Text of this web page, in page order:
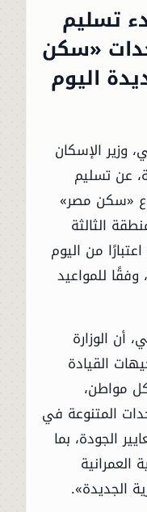
تسليم
«سكن
اليوم
وزير الإسكان
عن تسليم
«سكن مصر»
الثالثة
من اليوم
وحتى الثلاثاء 9 ديسمبر 2025، وفقًا للمواعيد
أن الوزارة
القيادة
مواطن،
المتنوعة في
الجودة، بما
الجديدة».